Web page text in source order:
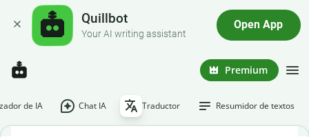
Quillbot
Your AI writing assistant
Open App
Premium
de IA Chat IA Traductor Resumidor de textos